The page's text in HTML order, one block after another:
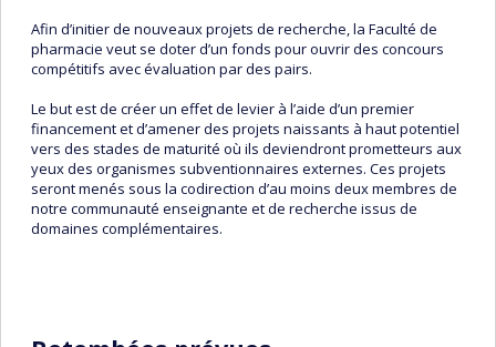
Afin d’initier de nouveaux projets de recherche, la Faculté de
pharmacie veut se doter d’un fonds pour ouvrir des concours
compétitifs avec évaluation par des pairs.
Le but est de créer un effet de levier à l’aide d’un premier
financement et d’amener des projets naissants à haut potentiel
vers des stades de maturité où ils deviendront prometteurs aux
yeux des organismes subventionnaires externes. Ces projets
seront menés sous la codirection d’au moins deux membres de
notre communauté enseignante et de recherche issus de
domaines complémentaires.